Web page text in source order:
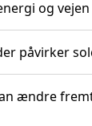
og
påvirker
ændre